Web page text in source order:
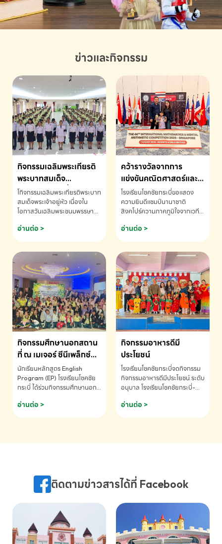
ข่าวและกิจกรรม
กิจกรรมเฉลิมพระเกียรติ
พระบาทสมเด็จ
พระเจ้าอยู่หัว เนื่องใน
โอกาสวันเฉลิม
พระชนมพรรษา
โกิจกรรมเฉลิมพระเกียรติพระบาท
สมเด็จพระเจ้าอยู่หัว เนื่องใน
โอกาสวันเฉลิมพระชนมพรรษา
ข้อมูลเพิ่มเติม โทร. 075-691910
อ่านต่อ >
คว้ารางวัลจากการ
แข่งขันคณิตศาสตร์และ
คณิตคิดเร็วนานาชาติ
ครั้งที่ 46 ประจำปี 2569
ณ ประเทศสิงคโปร์
โรงเรียนโชคชัยกระบี่ขอแสดง
ความยินดีแชมป์นานาชาติ
สิงคโปร์ความภาคภูมิใจจากเวที
ด.ช.พัทธนันท์ พรหมพันธ์ ชั้น
อนุบาล EP K3 โรงเรียนโชคชัย
แข่งขันคณิตศาสตร์และคณิตคิด
เร็วนานาชาติ ครั้งที่ 46 ประจำปี
2569 ณ ประเทศสิงคโปร์
INTERNATIONAL
MATHEMATICS AND
MENTAL ARITHMETIC
COMPETITION 2026 - ถ้วย
รางวัลรองชนะเลิศอันดับที่ 2
Mental Arithmetic
Competition K2 - ถ้วยรางวัล
รองชนะเลิศอันดับที่ 2 Mental
K2(Grop) โรงเรียนโชคชัยกระบี่-
สอบถามข้อมูลเพิ่มเติม โทร.
075-691910
อ่านต่อ >
กิจกรรมศึกษานอกสถาน
ที่ ณ เมเจอร์ ซีนีเพล็กซ์
ระดับประถมศึกษา (EP.1-
6)
นักเรียนหลักสูตร English
Program (EP) โรงเรียนโชคชัย
กระบี่ ได้ร่วมกิจกรรมศึกษานอก
ชมภาพยนตร์ Toy Story 5
(Soundtrack)เพื่อเสริมทักษะ
ภาษา ผ่านประสบการณ์การเรียนรู้
075-691910
อ่านต่อ >
กิจกรรมอาหารดีมี
ประโยชน์
โรงเรียนโชคชัยกระบี่จดกิจกรรม
กิจกรรมอาหารดีมีประโยชน์ ระดับ
อนุบาล โรงเรียนโชคชัยกระบี่-
075-691910
อ่านต่อ >
ติดตามข่าวสารได้ที่ Facebook